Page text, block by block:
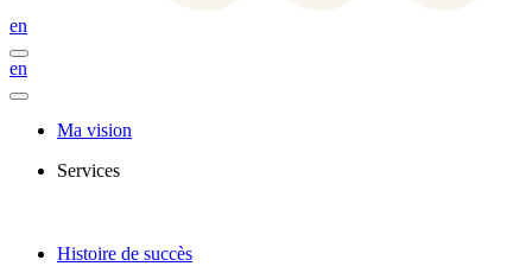
en
en
Ma vision
Services
Histoire de succès